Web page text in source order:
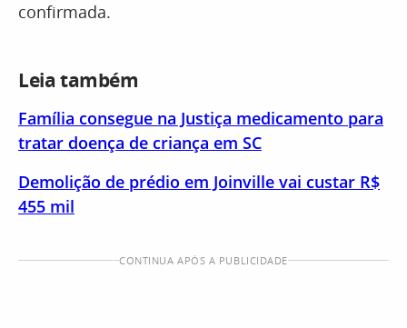
confirmada.
Leia também
Família consegue na Justiça medicamento para
tratar doença de criança em SC
Demolição de prédio em Joinville vai custar R$
455 mil
CONTINUA APÓS A PUBLICIDADE